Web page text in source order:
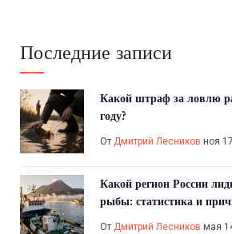
Последние записи
Какой штраф за ловлю
году?
От Дмитрий Лесников ноя
Какой регион России
рыбы: статистика и
От Дмитрий Лесников мая